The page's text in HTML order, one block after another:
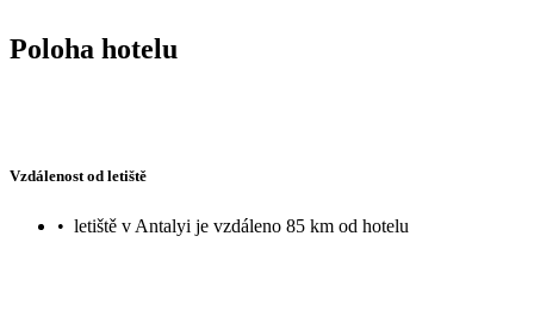
Poloha hotelu
Vzdálenost od letiště
• letiště v Antalyi je vzdáleno 85 km od hotelu